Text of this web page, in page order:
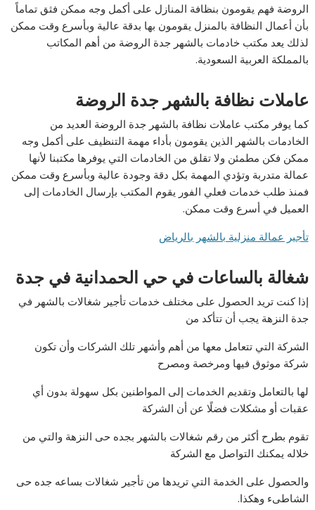
الروضة فهم يقومون بنظافة المنازل على أكمل وجه ممكن فثق تماماً
بأن أعمال النظافة بالمنزل يقومون بها بدقة عالية وبأسرع وقت ممكن
لذلك يعد مكتب خادمات بالشهر جدة الروضة من أهم المكاتب
بالمملكة العربية السعودية.
عاملات نظافة بالشهر جدة الروضة
كما يوفر مكتب عاملات نظافة بالشهر جدة الروضة العديد من
الخادمات بالشهر الذين يقومون بأداء مهمة التنظيف على أكمل وجه
ممكن فكن مطمئن ولا تقلق من الخادمات التي يوفرها مكتبنا لأنها
عمالة متدربة وتؤدي المهمة بكل دقة وجودة عالية وبأسرع وقت ممكن
فمنذ طلب خدمات فعلي الفور يقوم المكتب بإرسال الخادمات إلى
العميل في أسرع وقت ممكن.
تأجير عمالة منزلية بالشهر بالرياض
شغالة بالساعات في حي الحمدانية في جدة
إذا كنت تريد الحصول على مختلف خدمات تأجير شغالات بالشهر في
جدة النزهة يجب أن تتأكد من
الشركة التي تتعامل معها من أهم وأشهر تلك الشركات وأن تكون
شركة موثوق فيها ومرخصة ومصرح
لها بالتعامل وتقديم الخدمات إلى المواطنين بكل سهولة بدون أي
عقبات أو مشكلات فضلًا عن أن الشركة
تقوم بطرح أكثر من رقم شغالات بالشهر بجده حى النزهة والتي من
خلاله يمكنك التواصل مع الشركة
والحصول على الخدمة التي تريدها من تأجير شغالات بساعه جده حى
الشاطىء وهكذا.